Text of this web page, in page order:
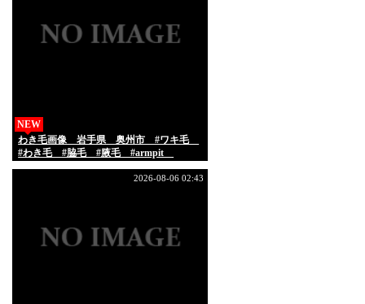
わき毛画像 岩手県 奥州市 #ワキ毛
#わき毛 #脇毛 #腋毛 #armpit
NEW
2026-08-06 02:43